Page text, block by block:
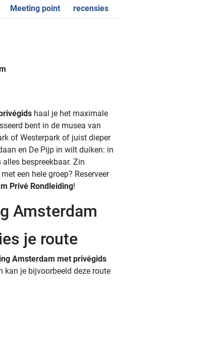
Meeting point recensies
haal je het maximale
bent in de musea van
of Westerpark of juist dieper
en De Pijp in wilt duiken: in
bespreekbaar. Zin
een hele groep? Reserveer
Privé Rondleiding!
Amsterdam
je route
Amsterdam met privégids
kan je bijvoorbeeld deze route